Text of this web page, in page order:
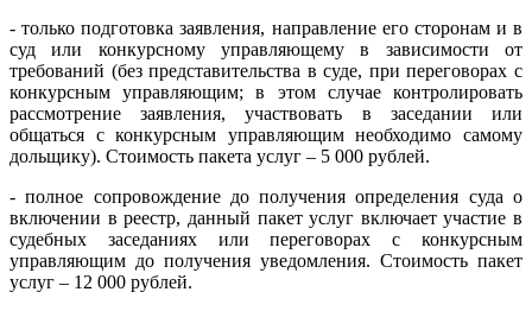
- только подготовка заявления, направление его сторонам и в
суд или конкурсному управляющему в зависимости от
требований (без представительства в суде, при переговорах с
конкурсным управляющим; в этом случае контролировать
рассмотрение заявления, участвовать в заседании или
общаться с конкурсным управляющим необходимо самому
дольщику). Стоимость пакета услуг – 5 000 рублей.
- полное сопровождение до получения определения суда о
включении в реестр, данный пакет услуг включает участие в
судебных заседаниях или переговорах с конкурсным
управляющим до получения уведомления. Стоимость пакет
услуг – 12 000 рублей.